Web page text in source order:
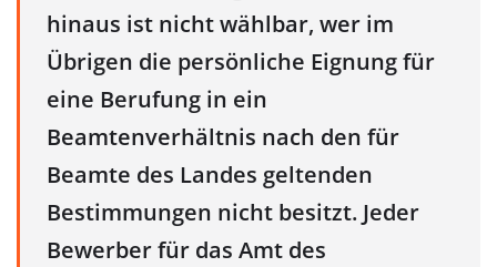
hinaus ist nicht wählbar, wer im
Übrigen die persönliche Eignung für
eine Berufung in ein
Beamtenverhältnis nach den für
Beamte des Landes geltenden
Bestimmungen nicht besitzt. Jeder
Bewerber für das Amt des